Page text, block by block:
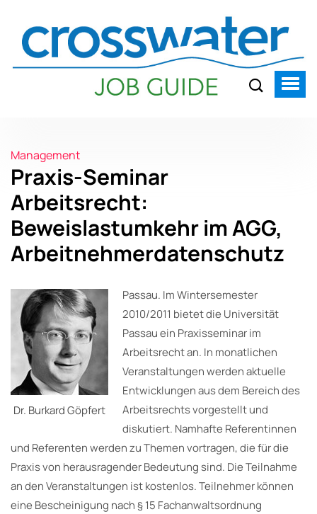
Management
Praxis-Seminar
Arbeitsrecht:
Beweislastumkehr im AGG,
Arbeitnehmerdatenschutz
Dr. Burkard Göpfert
Passau. Im Wintersemester
2010/2011 bietet die Universität
Passau ein Praxisseminar im
Arbeitsrecht an. In monatlichen
Veranstaltungen werden aktuelle
Entwicklungen aus dem Bereich des
Arbeitsrechts vorgestellt und
diskutiert. Namhafte Referentinnen
und Referenten werden zu Themen vortragen, die für die
Praxis von herausragender Bedeutung sind. Die Teilnahme
an den Veranstaltungen ist kostenlos. Teilnehmer können
eine Bescheinigung nach § 15 Fachanwaltsordnung